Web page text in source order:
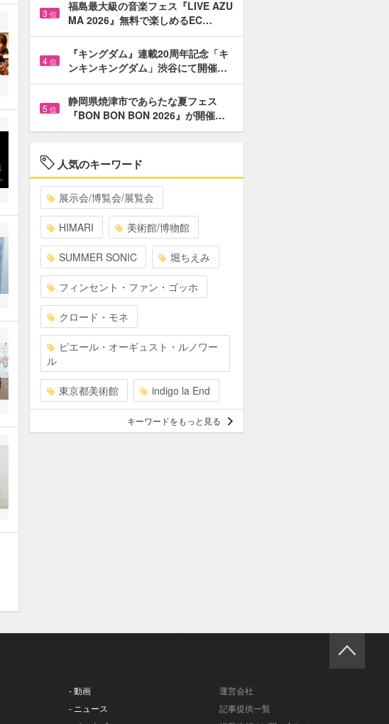
3 位
福島最大級の音楽フェス『LIVE AZU
MA 2026』無料で楽しめるEC…
4 位
『キングダム』連載20周年記念「キ
ンキンキングダム」渋谷にて開催…
5 位
静岡県焼津市であらたな夏フェス
『BON BON BON 2026』が開催…
人気のキーワード
展示会/博覧会/展覧会
HIMARI 美術館/博物館
SUMMER SONIC 堀ちえみ
フィンセント・ファン・ゴッホ
クロード・モネ
ピエール・オーギュスト・ルノワー
ル
東京都美術館 indigo la End
キーワードをもっと見る
- 動画
- ニュース
運営会社
記事提供一覧